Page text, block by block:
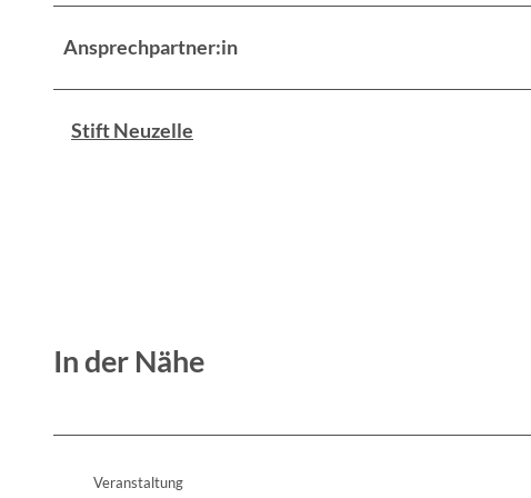
Ansprechpartner:in
Stift Neuzelle
In der Nähe
Veranstaltung